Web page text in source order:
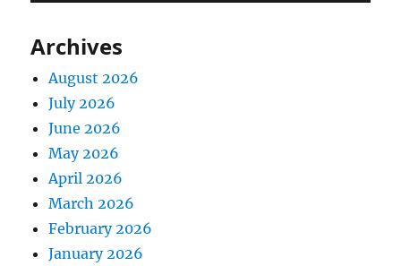
Archives
August 2026
July 2026
June 2026
May 2026
April 2026
March 2026
February 2026
January 2026